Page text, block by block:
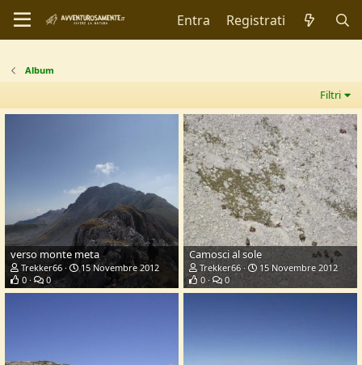
Entra Registrati
Album
Filtri
verso monte meta
Trekker66
15 Novembre 2012
0
0
Camosci al sole
Trekker66
15 Novembre 2012
0
0